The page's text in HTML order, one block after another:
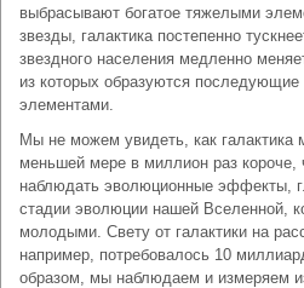
выбрасывают богатое тяжелыми
звезды, галактика постепенно
звездного населения медленно
из которых образуются
элементами.
Мы не можем увидеть, как галактика
меньшей мере в миллион раз
наблюдать эволюционные эффекты,
стадии эволюции нашей Вселенной,
молодыми. Свету от галактики на
например, потребовалось 10
образом, мы наблюдаем и измеряем